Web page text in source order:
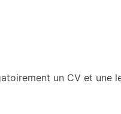
un CV et une